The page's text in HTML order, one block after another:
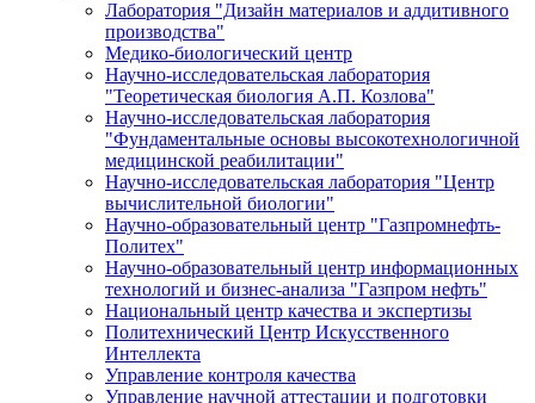
Лаборатория "Дизайн материалов и аддитивного
производства"
Медико-биологический центр
Научно-исследовательская лаборатория
"Теоретическая биология А.П. Козлова"
Научно-исследовательская лаборатория
"Фундаментальные основы высокотехнологичной
медицинской реабилитации"
Научно-исследовательская лаборатория "Центр
вычислительной биологии"
Научно-образовательный центр "Газпромнефть-
Политех"
Научно-образовательный центр информационных
технологий и бизнес-анализа "Газпром нефть"
Национальный центр качества и экспертизы
Политехнический Центр Искусственного
Интеллекта
Управление контроля качества
Управление научной аттестации и подготовки